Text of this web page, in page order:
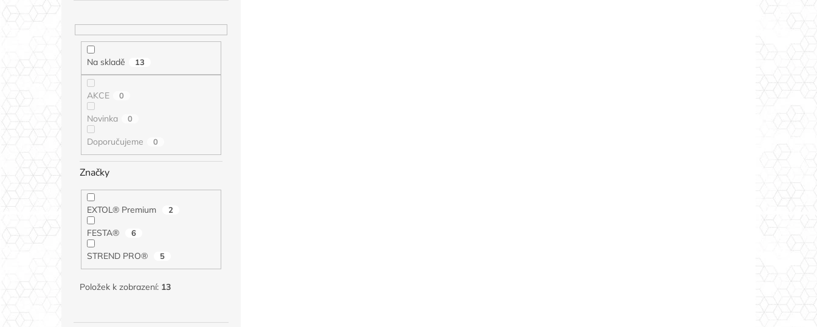
Na skladě 13
AKCE 0
Novinka 0
Doporučujeme 0
Značky
EXTOL® Premium 2
FESTA® 6
STREND PRO® 5
Položek k zobrazení: 13